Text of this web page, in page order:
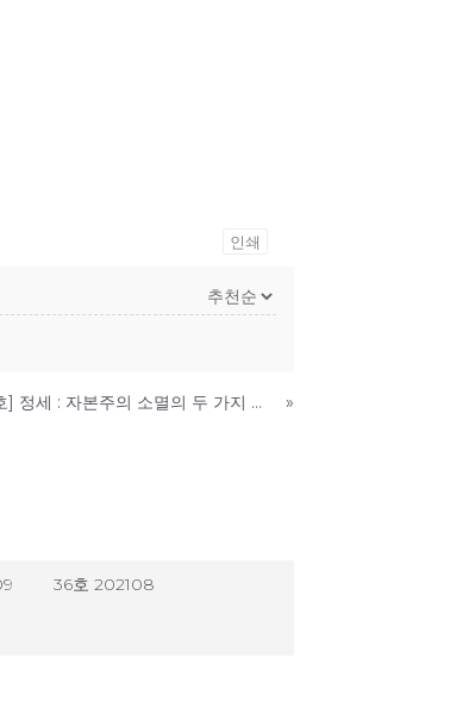
인쇄
[미래에서 온 편지 40호] 정세 : 자본주의 소멸의 두 가지 요인 »
36호 202108